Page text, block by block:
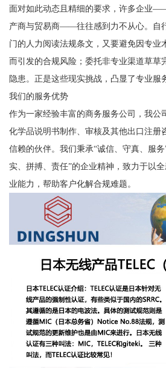
面对如此动态且精细的要求，许多企业
产商与贸易商——往往感到力不从心。自
门的人力阅读法规条文，又要避免因专业
而引发的合规风险；委托非专业渠道草草
隐患。正是这些现实挑战，凸显了专业服
我们的服务优势
作为一家经验丰富的商务服务公司，我公
化学品说明书制作、审核及其他出口注册
信赖的伙伴。我们秉承“诚信、守真、服
实、拼搏、责任”的企业精神，致力于以
业能力，帮助客户化解合规难题。